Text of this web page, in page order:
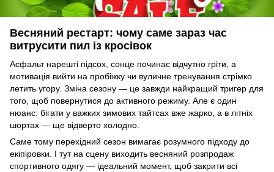
Весняний рестарт: чому саме зараз час
витрусити пил із кросівок
Асфальт нарешті підсох, сонце починає відчутно гріти, а
мотивація вийти на пробіжку чи вуличне тренування стрімко
летить угору. Зміна сезону — це завжди найкращий тригер для
того, щоб повернутися до активного режиму. Але є один
нюанс: бігати у важких зимових тайтсах вже жарко, а в літніх
шортах — ще відверто холодно.
Саме тому перехідний сезон вимагає розумного підходу до
екіпіровки. І тут на сцену виходить весняний розпродаж
спортивного одягу — ідеальний момент, щоб закрити всі